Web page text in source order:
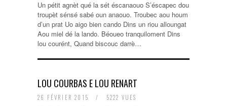
Un pétit agnèt qué la sét éscanaouo S’éscapec dou
troupèt sénsé sabé oun anaouo. Troubec aou houm
d’un prat Uo aigo bien cando Dins un riou alloungat
Aou miel dé la lando. Béoueo tranquiloment Dins
lou courént, Quand biscouc darrè…
LOU COURBAS E LOU RENART
26 FÉVRIER 2015 / 5222 VUES